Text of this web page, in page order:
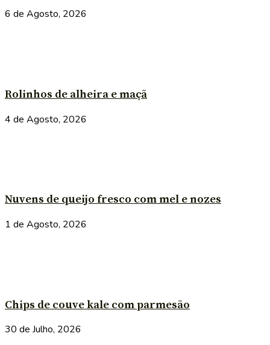
6 de Agosto, 2026
Rolinhos de alheira e maçã
4 de Agosto, 2026
Nuvens de queijo fresco com mel e nozes
1 de Agosto, 2026
Chips de couve kale com parmesão
30 de Julho, 2026